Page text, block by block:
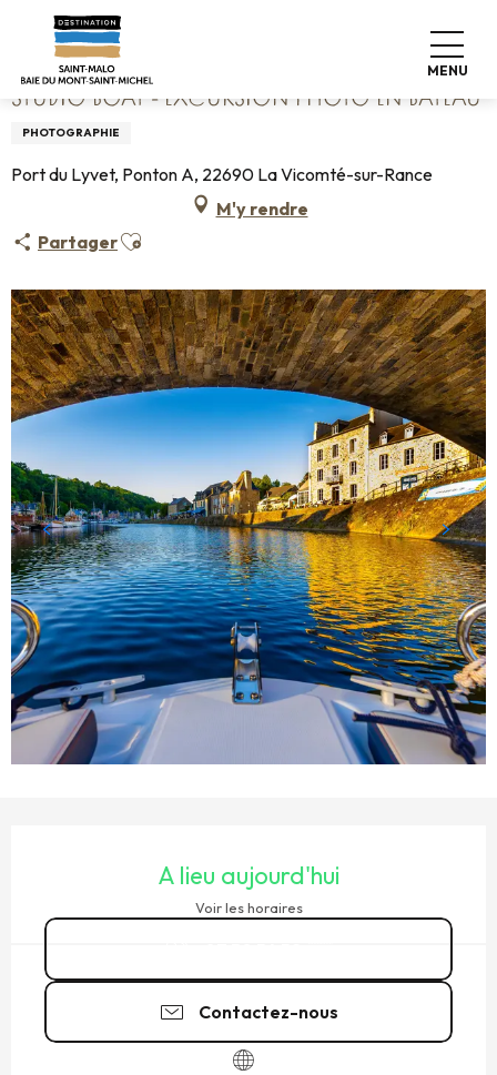
contenu
principal
MENU
Accueil Studio Boat - Excursion photo en bateau
STUDIO BOAT - EXCURSION PHOTO EN BATEAU
PHOTOGRAPHIE
Port du Lyvet, Ponton A, 22690 La Vicomté-sur-Rance
M'y rendre
PartagerAjouter aux favoris
A lieu aujourd'hui
Voir les horaires
Contactez-nous